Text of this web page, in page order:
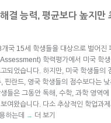
결 능력, 평균보다 높지만
국 15세 학생들을 대상으로 벌어
학력평가에서 미국 학생
되었습니다. 하지만, 미국 학생들의
핀란드, 영국 학생들의 점수보다는
들은 그동안 독해, 수학, 과학 영역
여왔습니다. 다소 추상적인 학업과
하는데
→ 더 보기